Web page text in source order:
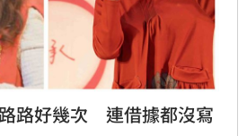
路好幾次　連借據都沒寫